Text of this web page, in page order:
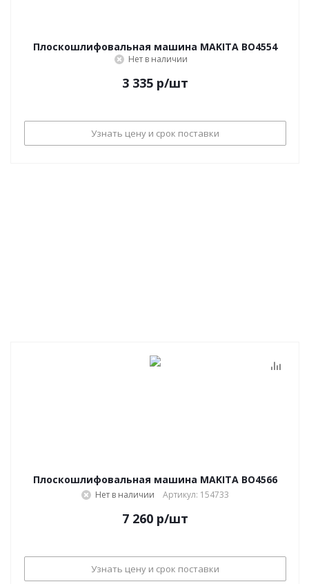
Плоскошлифовальная машина MAKITA BO4554
Нет в наличии
3 335 р/шт
Узнать цену и срок поставки
Плоскошлифовальная машина MAKITA BO4566
Нет в наличии Артикул: 154733
7 260 р/шт
Узнать цену и срок поставки